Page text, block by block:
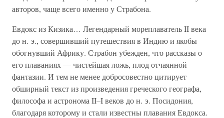
авторов, чаще всего именно у Страбона.
Евдокс из Кизика… Легендарный мореплаватель II века
до н. э., совершивший путешествия в Индию и якобы
обогнувший Африку. Страбон убежден, что рассказы о
его плаваниях — чистейшая ложь, плод отчаянной
фантазии. И тем не менее добросовестно цитирует
обширный текст из произведения греческого географа,
философа и астронома II–I веков до н. э. Посидония,
благодаря которому и стали известны плавания Евдокса.